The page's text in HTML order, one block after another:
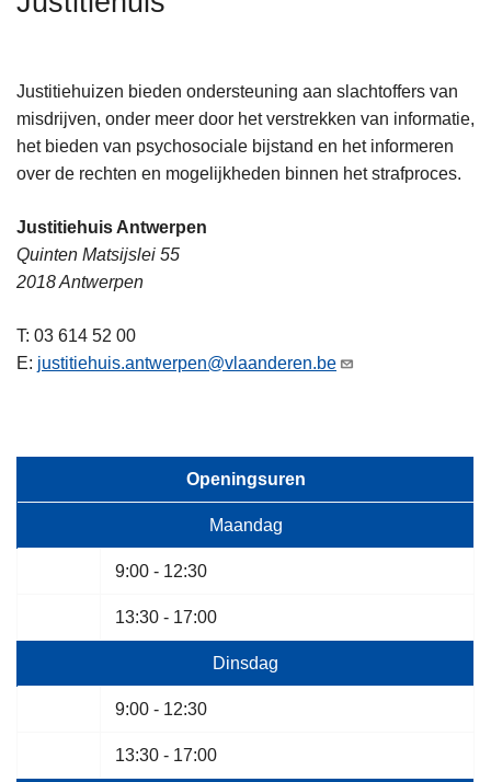
Justitiehuizen bieden ondersteuning aan slachtoffers van
misdrijven, onder meer door het verstrekken van informatie,
het bieden van psychosociale bijstand en het informeren
over de rechten en mogelijkheden binnen het strafproces.
Justitiehuis Antwerpen
Quinten Matsijslei 55
2018 Antwerpen
T: 03 614 52 00
E: justitiehuis.antwerpen@vlaanderen.be
Openingsuren
Maandag
9:00 - 12:30
13:30 - 17:00
Dinsdag
9:00 - 12:30
13:30 - 17:00